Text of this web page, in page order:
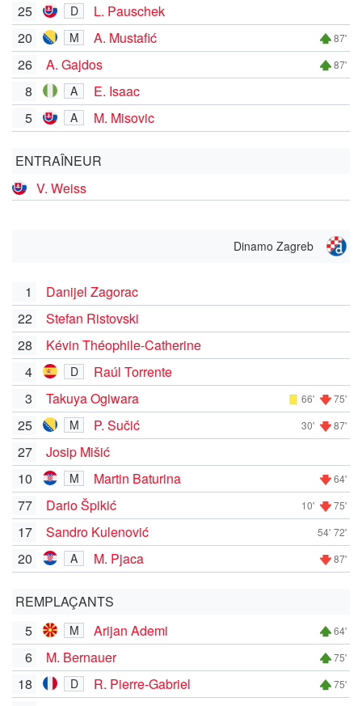
25
D
L. Pauschek
20
M A. Mustafić 87'
26 A. Gajdos 87'
8 A
E. Isaac
5
A M. Misovic
ENTRAÎNEUR
V. Weiss
Dinamo Zagreb
1
Danijel Zagorac
22
Stefan Ristovski
28
Kévin Théophile-Catherine
4
D
Raúl Torrente
3
Takuya Ogiwara 66' 75'
25 M P. Sučić 30' 87'
27
Josip Mišić
10
M Martin Baturina 64'
77 Dario Špikić 10' 75'
17 Sandro Kulenović 54' 72'
20 A M. Pjaca 87'
REMPLAÇANTS
5
M Arijan Ademi 64'
6 M. Bernauer 75'
18 D R. Pierre-Gabriel 75'